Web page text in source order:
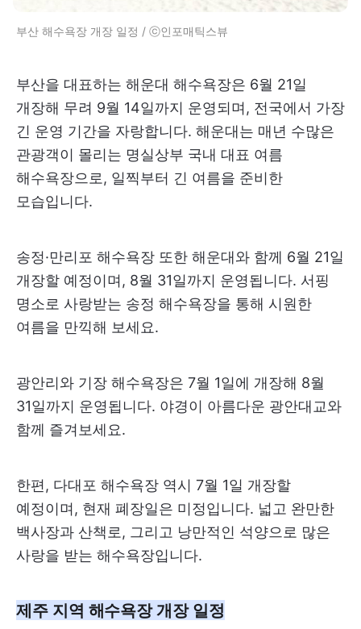
부산 해수욕장 개장 일정 / ⓒ인포매틱스뷰
부산을 대표하는 해운대 해수욕장은 6월 21일
개장해 무려 9월 14일까지 운영되며, 전국에서 가장
긴 운영 기간을 자랑합니다. 해운대는 매년 수많은
관광객이 몰리는 명실상부 국내 대표 여름
해수욕장으로, 일찍부터 긴 여름을 준비한
모습입니다.
송정·만리포 해수욕장 또한 해운대와 함께 6월 21일
개장할 예정이며, 8월 31일까지 운영됩니다. 서핑
명소로 사랑받는 송정 해수욕장을 통해 시원한
여름을 만끽해 보세요.
광안리와 기장 해수욕장은 7월 1일에 개장해 8월
31일까지 운영됩니다. 야경이 아름다운 광안대교와
함께 즐겨보세요.
한편, 다대포 해수욕장 역시 7월 1일 개장할
예정이며, 현재 폐장일은 미정입니다. 넓고 완만한
백사장과 산책로, 그리고 낭만적인 석양으로 많은
사랑을 받는 해수욕장입니다.
제주 지역 해수욕장 개장 일정